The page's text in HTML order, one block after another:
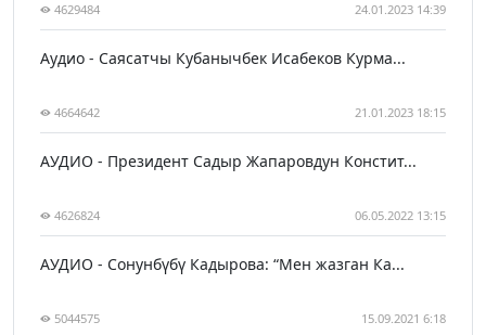
4629484 24.01.2023 14:39
Аудио - Саясатчы Кубанычбек Исабеков Курма...
4664642 21.01.2023 18:15
АУДИО - Президент Садыр Жапаровдун Констит...
4626824 06.05.2022 13:15
АУДИО - Сонунбүбү Кадырова: “Мен жазган Ка...
5044575 15.09.2021 6:18